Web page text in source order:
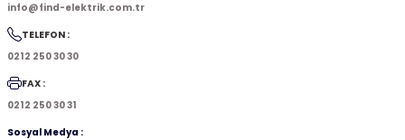
info@find-elektrik.com.tr
TELEFON :
0212 250 30 30
FAX :
0212 250 30 31
Sosyal Medya :